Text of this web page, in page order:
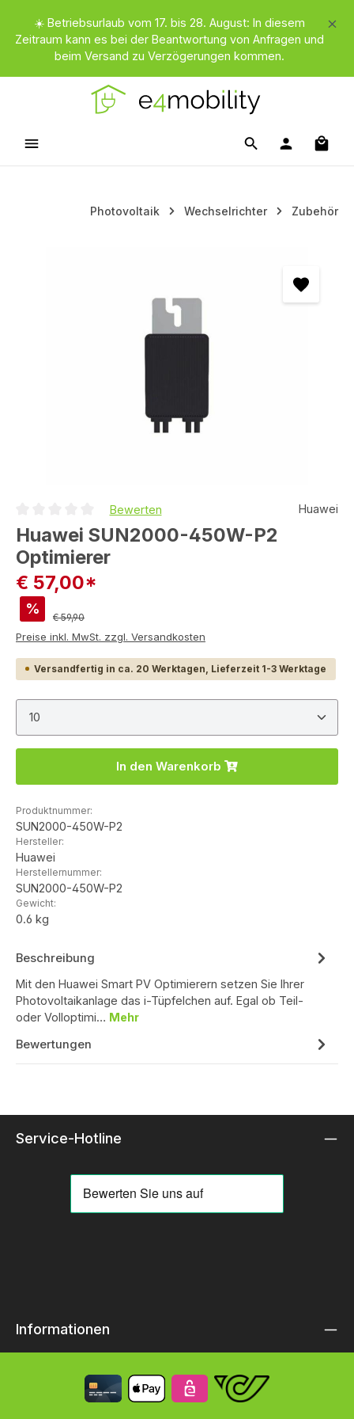
Zum Hauptinhalt springen
☀️ Betriebsurlaub vom 17. bis 28. August: In diesem
Zeitraum kann es bei der Beantwortung von Anfragen und
beim Versand zu Verzögerungen kommen.
Photovoltaik Wechselrichter Zubehör
Durchschnittliche Bewertung von 0 von 5 Sternen
Bewerten Huawei
Huawei SUN2000-450W-P2
Optimierer
€ 57,00*
% Regulärer Preis:
€ 59,90
Preise inkl. MwSt. zzgl. Versandkosten
Versandfertig in ca. 20 Werktagen, Lieferzeit 1-3 Werktage
Produkt Anzahl: Gib den gewünschten Wert ein
In den Warenkorb
Produktnummer:
SUN2000-450W-P2
Hersteller:
Huawei
Herstellernummer:
SUN2000-450W-P2
Gewicht:
0.6 kg
Beschreibung
Mit den Huawei Smart PV Optimierern setzen Sie Ihrer
Photovoltaikanlage das i-Tüpfelchen auf. Egal ob Teil-
oder Volloptimi… Mehr
Bewertungen
Service-Hotline
Informationen